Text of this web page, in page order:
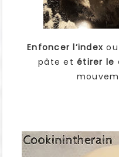
Enfoncer l’index
pâte et étirer le